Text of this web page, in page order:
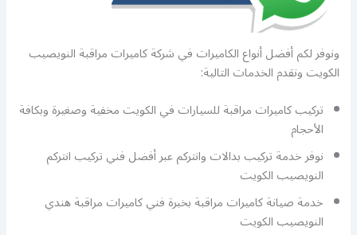
ونوفر لكم أفضل أنواع الكاميرات في شركة كاميرات مراقبة النويصيب
الكويت ونقدم الخدمات التالية:
تركيب كاميرات مراقبة للسيارات في الكويت مخفية وصغيرة وبكافة
الأحجام
نوفر خدمة تركيب بدالات وانتركم عبر أفضل فني تركيب انتركم
النويصيب الكويت
خدمة صيانة كاميرات مراقبة بخبرة فني كاميرات مراقبة هندي
النويصيب الكويت